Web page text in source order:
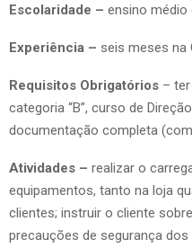
Escolaridade – ensino médio
Experiência – seis meses na
Requisitos Obrigatórios –
categoria “B”, curso de
documentação completa
Atividades – realizar o
equipamentos, tanto na loja
clientes; instruir o cliente
precauções de segurança